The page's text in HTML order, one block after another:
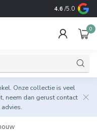
Duurzame &
4.6 /5.0
0
Onze collectie is veel
neem dan gerust contact